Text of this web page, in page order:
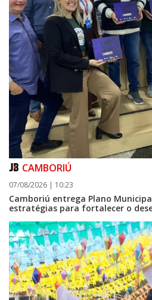
08/08/2026 | 07:00
Setor judicial de medicamentos de BC
agosto para realização de inventário
CAMBORIÚ
07/08/2026 | 10:23
Camboriú entrega Plano
estratégias para fortalecer o